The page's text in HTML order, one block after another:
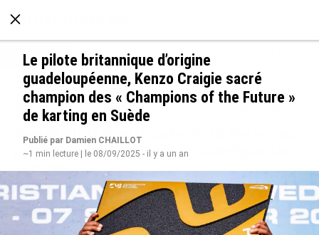
À LA UNE POLITIQUE ECONOMIE
Avec VEENI, le Guadeloupéen Yanis Foy entend
participer au développement touristique des
Outre-mer
le 06/08/2026
Le pilote britannique d’origine
guadeloupéenne, Kenzo Craigie sacré
champion des « Champions of the Future »
de karting en Suède
Publié par Damien CHAILLOT
~1 min lecture | le 08/09/2025 - il y a un an